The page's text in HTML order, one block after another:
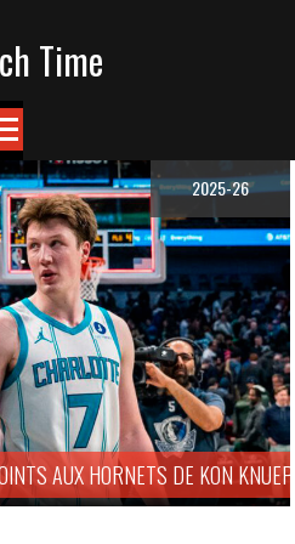
Time
2025-26
AUX HORNETS DE KON